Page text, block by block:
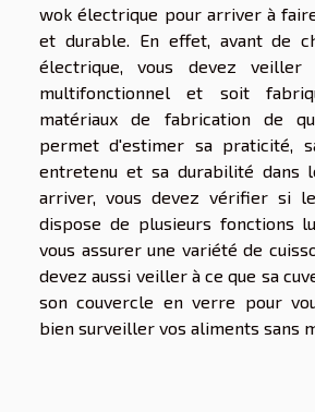
wok électrique pour arriver à
et durable. En effet, avant de
électrique, vous devez
multifonctionnel et soit
matériaux de fabrication de
permet d'estimer sa praticité,
entretenu et sa durabilité dans
arriver, vous devez vérifier si
dispose de plusieurs fonctions
vous assurer une variété de
devez aussi veiller à ce que sa
son couvercle en verre pour
bien surveiller vos aliments sans